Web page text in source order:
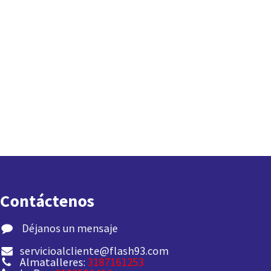
Contáctenos
​ Déjanos un mensaje
servicioalcliente@flash93.com
Almatalleres: 3187161253